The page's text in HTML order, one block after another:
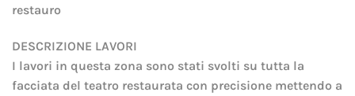
restauro
DESCRIZIONE LAVORI
I lavori in questa zona sono stati svolti su tutta la
facciata del teatro restaurata con precisione mettendo a